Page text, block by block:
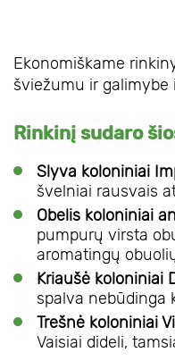
Ekonomiškame
šviežumu ir galimybe
Rinkinį sudaro
Slyva koloniniai
švelniai rausvais
Obelis koloniniai
pumpurų virsta
aromatingų
Kriaušė koloniniai
spalva nebūdinga
Trešnė koloniniai
Vaisiai dideli,